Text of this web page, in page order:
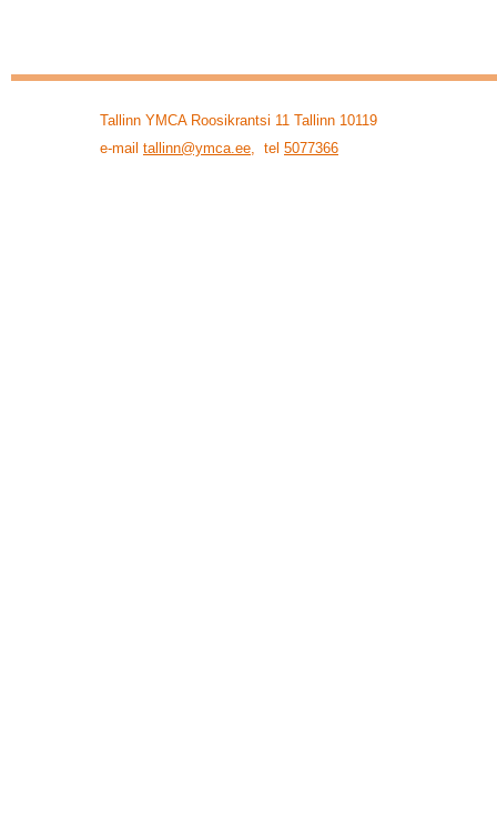
Tallinn YMCA Roosikrantsi 11 Tallinn 10119
e-mail tallinn@ymca.ee, tel 5077366